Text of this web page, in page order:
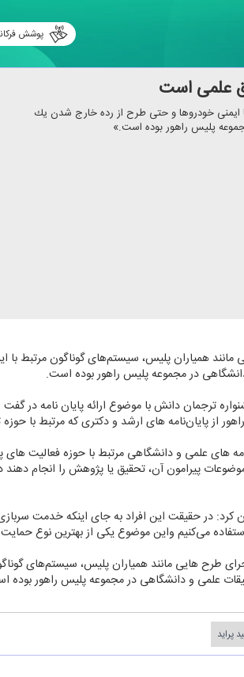
پوشش
علمی است
ایمنی خودروها و حتی طرح از رده خارج شدن یك
پلیس راهور بوده است.»
همیاران پلیس، سیستم‌های گوناگون مرتبط
دانشگاهی در مجموعه پلیس راهور بوده است.
ترجمان دانش با موضوع ارائه پایان نامه در
از پایان‌نامه ‌های ارشد و دكتری كه مرتبط با
نامه های علمی و دانشگاهی مرتبط با حوزه فعالیت
پیرامون آن، تحقیق یا پژوهش را انجام
در حقیقت این افراد به جای اینكه خدمت
می‌كنیم واین موضوع یكی از بهترین نوع
طرح هایی مانند همیاران پلیس، سیستم‌های
علمی و دانشگاهی در مجموعه پلیس راهور
پراید